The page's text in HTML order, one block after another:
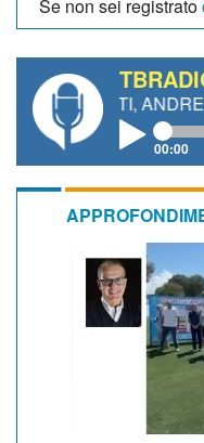
Se non sei registrato
ANDREA
00:00